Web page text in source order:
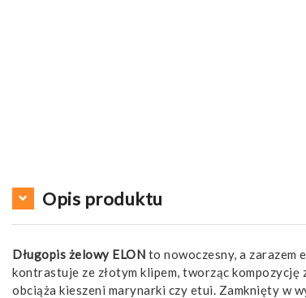
Opis produktu
Długopis żelowy ELON to nowoczesny, a zarazem
kontrastuje ze złotym klipem, tworząc
obciąża kieszeni marynarki czy etui. Zamknięty w